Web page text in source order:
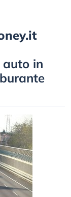
in